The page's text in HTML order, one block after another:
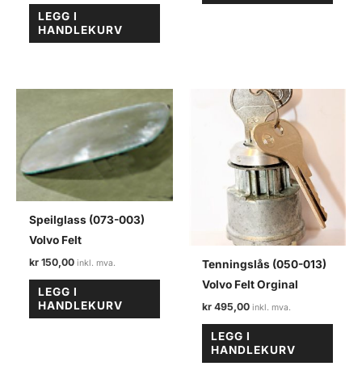
LEGG I
HANDLEKURV
Speilglass (073-003)
Volvo Felt
kr 150,00
LEGG I
HANDLEKURV
Tenningslås (050-013)
Volvo Felt Orginal
kr 495,00
LEGG I
HANDLEKURV